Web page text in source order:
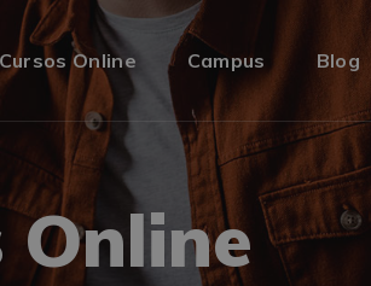
Cursos Online Campus Blog
Online